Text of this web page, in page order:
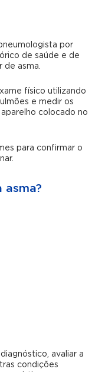
por
de saúde e de
de asma.
físico utilizando
e medir os
colocado no
para confirmar o
asma?
avaliar a
condições